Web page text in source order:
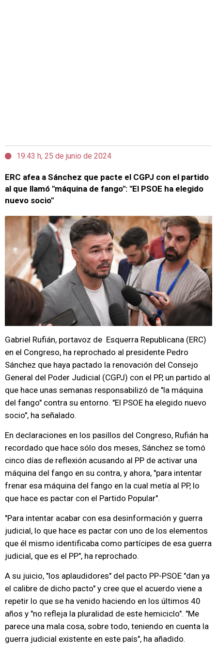
19:43 h, 25 de junio de 2024
ERC afea a Sánchez que pacte el CGPJ con el partido
al que llamó "máquina de fango": "El PSOE ha elegido
nuevo socio"
Gabriel Rufián, portavoz de Esquerra Republicana (ERC)
en el Congreso, ha reprochado al presidente Pedro
Sánchez que haya pactado la renovación del Consejo
General del Poder Judicial (CGPJ) con el PP, un partido al
que hace unas semanas responsabilizó de "la máquina
del fango" contra su entorno. "El PSOE ha elegido nuevo
socio", ha señalado.
En declaraciones en los pasillos del Congreso, Rufián ha
recordado que hace sólo dos meses, Sánchez se tomó
cinco días de reflexión acusando al PP de activar una
máquina del fango en su contra, y ahora, "para intentar
frenar esa máquina del fango en la cual metía al PP, lo
que hace es pactar con el Partido Popular".
"Para intentar acabar con esa desinformación y guerra
judicial, lo que hace es pactar con uno de los elementos
que él mismo identificaba como partícipes de esa guerra
judicial, que es el PP", ha reprochado.
A su juicio, "los aplaudidores" del pacto PP-PSOE "dan ya
el calibre de dicho pacto" y cree que el acuerdo viene a
repetir lo que se ha venido haciendo en los últimos 40
años y "no refleja la pluralidad de este hemiciclo". "Me
parece una mala cosa, sobre todo, teniendo en cuenta la
guerra judicial existente en este país", ha añadido.